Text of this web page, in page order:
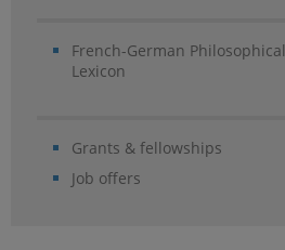
French-German Philosophical
Lexicon
Grants & fellowships
Job offers